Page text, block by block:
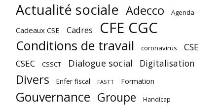
Actualité sociale Adecco Agenda
Cadeaux CSE Cadres CFE CGC
Conditions de travail coronavirus CSE
CSEC CSSCT Dialogue social Digitalisation
Divers Enfer fiscal FASTT Formation
Gouvernance Groupe Handicap